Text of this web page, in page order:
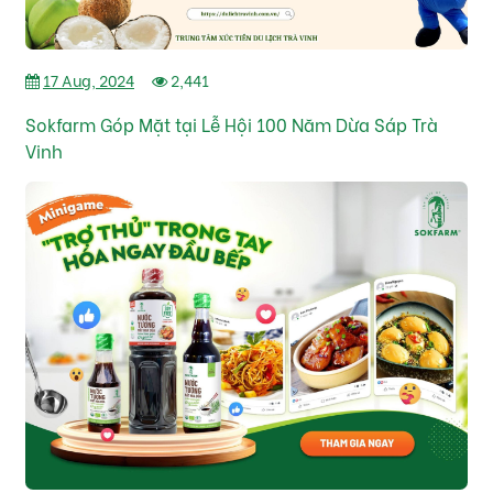
17 Aug, 2024 2,441
Sokfarm Góp Mặt tại Lễ Hội 100 Năm Dừa Sáp Trà
Vinh